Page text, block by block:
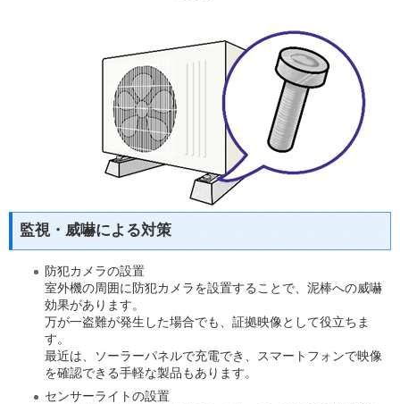
監視・威嚇による対策
防犯カメラの設置
室外機の周囲に防犯カメラを設置することで、泥棒への威嚇
効果があります。
万が一盗難が発生した場合でも、証拠映像として役立ちま
す。
最近は、ソーラーパネルで充電でき、スマートフォンで映像
を確認できる手軽な製品もあります。
センサーライトの設置